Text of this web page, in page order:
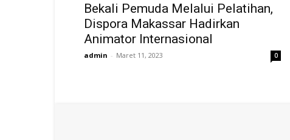
Bekali Pemuda Melalui Pelatihan,
Dispora Makassar Hadirkan
Animator Internasional
admin - Maret 11, 2023 0